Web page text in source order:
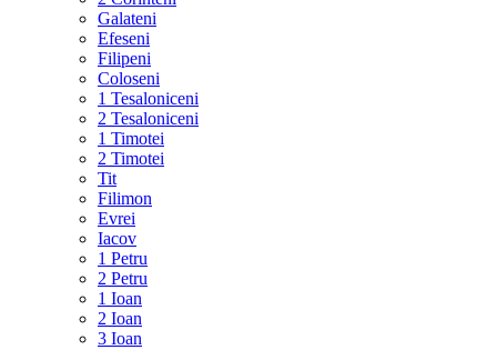
Galateni
Efeseni
Filipeni
Coloseni
1 Tesaloniceni
2 Tesaloniceni
1 Timotei
2 Timotei
Tit
Filimon
Evrei
Iacov
1 Petru
2 Petru
1 Ioan
2 Ioan
3 Ioan